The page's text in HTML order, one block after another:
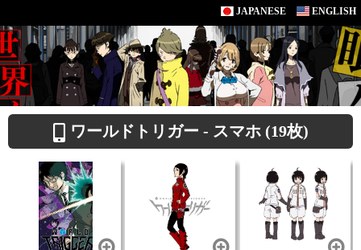
JAPANESE ENGLISH
ワールドトリガー - スマホ (19枚)